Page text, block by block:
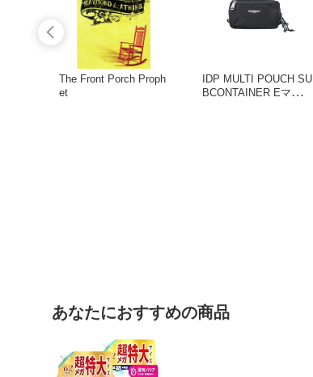
The Front Porch Proph
et
IDP MULTI POUCH SU
BCONTAINER Eマルチ
あなたにおすすめの商品